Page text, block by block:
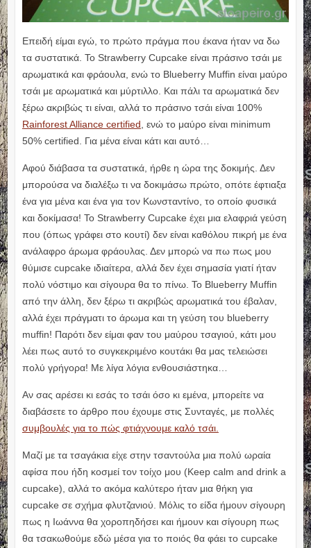
Επειδή είμαι εγώ, το πρώτο πράγμα που έκανα ήταν να δω
τα συστατικά. Το Strawberry Cupcake είναι πράσινο τσάι με
αρωματικά και φράουλα, ενώ το Blueberry Muffin είναι μαύρο
τσάι με αρωματικά και μύρτιλλο. Και πάλι τα αρωματικά δεν
ξέρω ακριβώς τι είναι, αλλά το πράσινο τσάι είναι 100%
Rainforest Alliance certified , ενώ το μαύρο είναι minimum
50% certified. Για μένα είναι κάτι και αυτό…
Αφού διάβασα τα συστατικά, ήρθε η ώρα της δοκιμής. Δεν
μπορούσα να διαλέξω τι να δοκιμάσω πρώτο, οπότε έφτιαξα
ένα για μένα και ένα για τον Κωνσταντίνο, το οποίο φυσικά
και δοκίμασα! Το Strawberry Cupcake έχει μια ελαφριά γεύση
που (όπως γράφει στο κουτί) δεν είναι καθόλου πικρή με ένα
ανάλαφρο άρωμα φράουλας. Δεν μπορώ να πω πως μου
θύμισε cupcake ιδιαίτερα, αλλά δεν έχει σημασία γιατί ήταν
πολύ νόστιμο και σίγουρα θα το πίνω. Το Blueberry Muffin
από την άλλη, δεν ξέρω τι ακριβώς αρωματικά του έβαλαν,
αλλά έχει πράγματι το άρωμα και τη γεύση του blueberry
muffin! Παρότι δεν είμαι φαν του μαύρου τσαγιού, κάτι μου
λέει πως αυτό το συγκεκριμένο κουτάκι θα μας τελειώσει
πολύ γρήγορα! Με λίγα λόγια ενθουσιάστηκα…
Αν σας αρέσει κι εσάς το τσάι όσο κι εμένα, μπορείτε να
διαβάσετε το άρθρο που έχουμε στις Συνταγές, με πολλές
συμβουλές για το πώς φτιάχνουμε καλό τσάι.
Μαζί με τα τσαγάκια είχε στην τσαντούλα μια πολύ ωραία
αφίσα που ήδη κοσμεί τον τοίχο μου (Keep calm and drink a
cupcake), αλλά το ακόμα καλύτερο ήταν μια θήκη για
cupcake σε σχήμα φλυτζανιού. Μόλις το είδα ήμουν σίγουρη
πως η Ιωάννα θα χοροπηδήσει και ήμουν και σίγουρη πως
θα τσακωθούμε εδώ μέσα για το ποιός θα φάει το cupcake